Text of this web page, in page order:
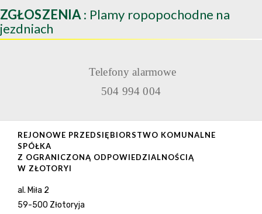
ZGŁOSZENIA : Plamy ropopochodne na
jezdniach
Telefony alarmowe
504 994 004
REJONOWE PRZEDSIĘBIORSTWO KOMUNALNE
SPÓŁKA
Z OGRANICZONĄ ODPOWIEDZIALNOŚCIĄ
W ZŁOTORYI
al. Miła 2
59-500 Złotoryja